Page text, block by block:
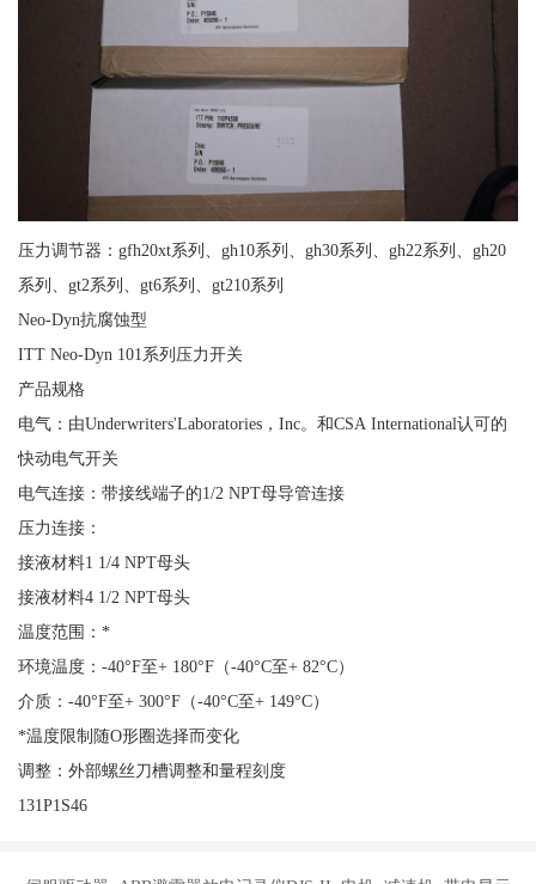
压力调节器：gfh20xt系列、gh10系列、gh30系列、gh22系列、gh20
系列、gt2系列、gt6系列、gt210系列
Neo-Dyn抗腐蚀型
ITT Neo-Dyn 101系列压力开关
产品规格
电气：由Underwriters'Laboratories，Inc。和CSA International认可的
快动电气开关
电气连接：带接线端子的1/2 NPT母导管连接
压力连接：
接液材料1 1/4 NPT母头
接液材料4 1/2 NPT母头
温度范围：*
环境温度：-40°F至+ 180°F（-40°C至+ 82°C）
介质：-40°F至+ 300°F（-40°C至+ 149°C）
*温度限制随O形圈选择而变化
调整：外部螺丝刀槽调整和量程刻度
131P1S46